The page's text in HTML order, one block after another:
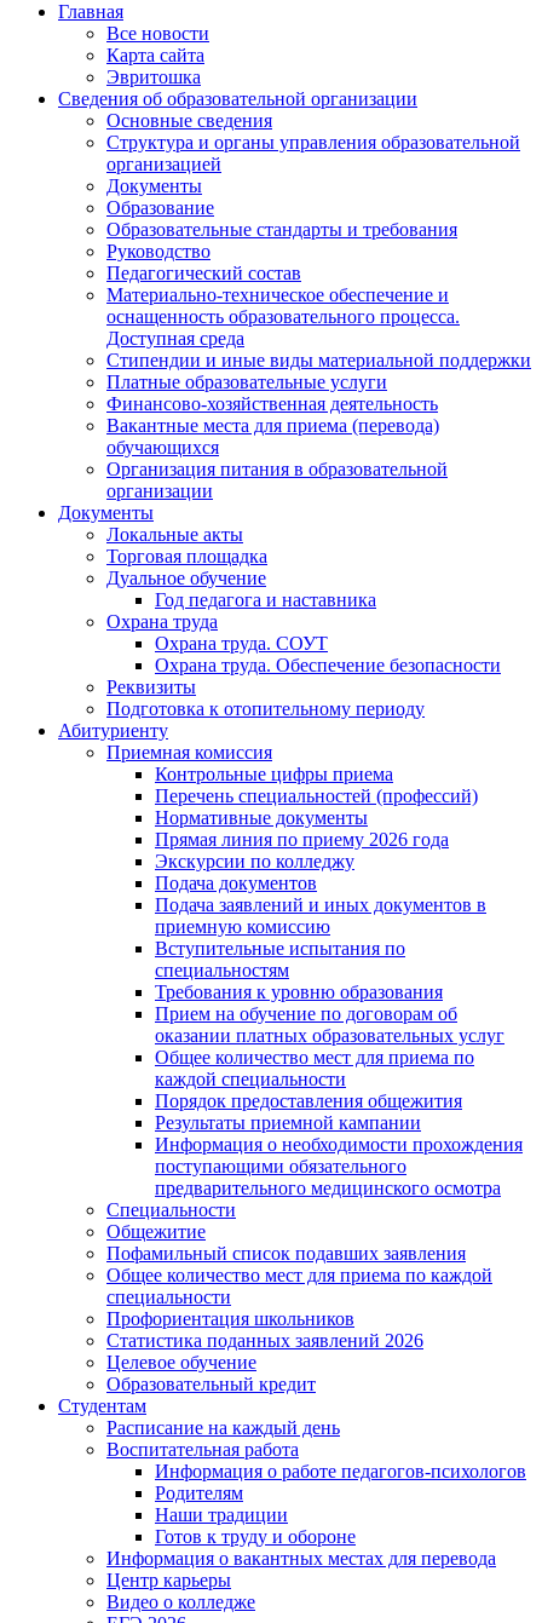
Главная
Все новости
Карта сайта
Эвритошка
Сведения об образовательной организации
Основные сведения
Структура и органы управления образовательной
организацией
Документы
Образование
Образовательные стандарты и требования
Руководство
Педагогический состав
Материально-техническое обеспечение и
оснащенность образовательного процесса.
Доступная среда
Стипендии и иные виды материальной поддержки
Платные образовательные услуги
Финансово-хозяйственная деятельность
Вакантные места для приема (перевода)
обучающихся
Организация питания в образовательной
организации
Документы
Локальные акты
Торговая площадка
Дуальное обучение
Год педагога и наставника
Охрана труда
Охрана труда. СОУТ
Охрана труда. Обеспечение безопасности
Реквизиты
Подготовка к отопительному периоду
Абитуриенту
Приемная комиссия
Контрольные цифры приема
Перечень специальностей (профессий)
Нормативные документы
Прямая линия по приему 2026 года
Экскурсии по колледжу
Подача документов
Подача заявлений и иных документов в
приемную комиссию
Вступительные испытания по
специальностям
Требования к уровню образования
Прием на обучение по договорам об
оказании платных образовательных услуг
Общее количество мест для приема по
каждой специальности
Порядок предоставления общежития
Результаты приемной кампании
Информация о необходимости прохождения
поступающими обязательного
предварительного медицинского осмотра
Специальности
Общежитие
Пофамильный список подавших заявления
Общее количество мест для приема по каждой
специальности
Профориентация школьников
Статистика поданных заявлений 2026
Целевое обучение
Образовательный кредит
Студентам
Расписание на каждый день
Воспитательная работа
Информация о работе педагогов-психологов
Родителям
Наши традиции
Готов к труду и обороне
Информация о вакантных местах для перевода
Центр карьеры
Видео о колледже